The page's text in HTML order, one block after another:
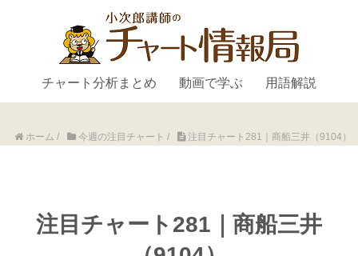
チャート分析まとめ 動画で学ぶ 用語解説
ホーム / 今週の注目チャート / 注目チャート281｜商船三井（9104）
注目チャート281｜商船三井